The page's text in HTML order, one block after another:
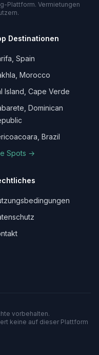
Plattform. Vermietungen
Destinationen
Spain
Morocco
Island, Cape Verde
Dominican
Brazil
Spots →
vorbehalten.
keine auf dieser Plattform